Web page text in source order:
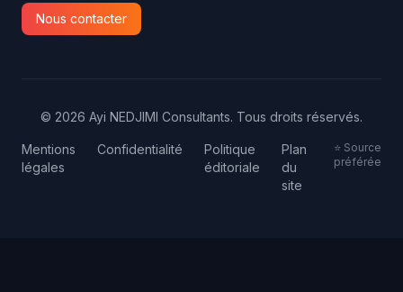
Nous contacter
© 2026 Ayi NEDJIMI Consultants. Tous droits réservés.
Mentions
légales
Confidentialité
Politique
éditoriale
Plan
du
site
⭐ Source
préférée